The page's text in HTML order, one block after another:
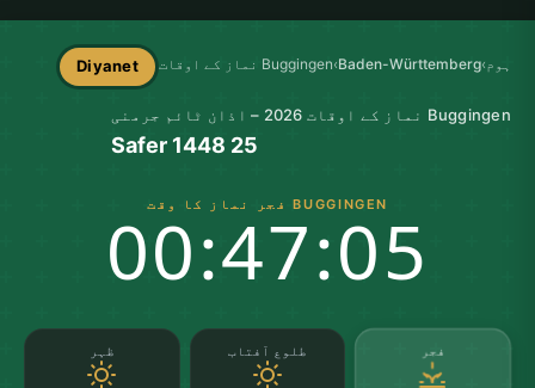
ہوم›
Baden-Württemberg
›Buggingen نماز کے اوقات Diyanet
Buggingen نماز کے اوقات 2026 – اذان ٹائم جرمنی
25 Safer 1448
BUGGINGEN فجر نماز کا وقت
00:47:04
فجر طلوع آفتاب ظہر